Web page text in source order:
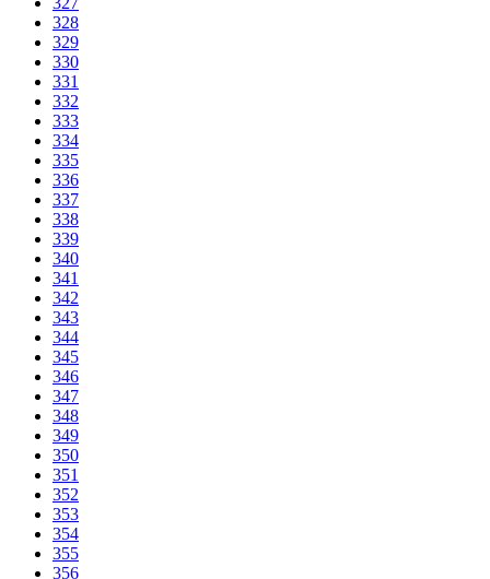
328
329
330
331
332
333
334
335
336
337
338
339
340
341
342
343
344
345
346
347
348
349
350
351
352
353
354
355
356